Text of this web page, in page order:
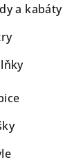
a kabáty